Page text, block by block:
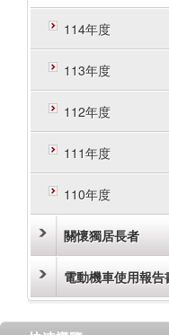
114年度
113年度
112年度
111年度
110年度
關懷獨居長者
電動機車使用報告